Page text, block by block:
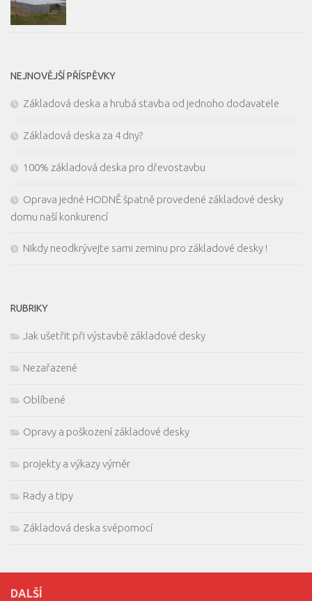
NEJNOVĚJŠÍ PŘÍSPĚVKY
Základová deska a hrubá stavba od jednoho dodavatele
Základová deska za 4 dny?
100% základová deska pro dřevostavbu
Oprava jedné HODNĚ špatně provedené základové desky
domu naší konkurencí
Nikdy neodkrývejte sami zeminu pro základové desky !
RUBRIKY
Jak ušetřit při výstavbě základové desky
Nezařazené
Oblíbené
Opravy a poškození základové desky
projekty a výkazy výměr
Rady a tipy
Základová deska svépomocí
DALŠÍ